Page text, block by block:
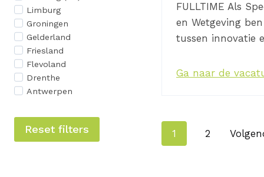
Limburg
Groningen
Gelderland
Friesland
Flevoland
Drenthe
Antwerpen
Reset filters
FULLTIME Als
en Wetgeving
tussen innovatie
Ga naar de
N1 2